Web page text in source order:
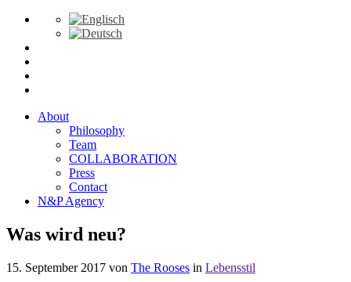
About
Philosophy
Team
COLLABORATION
Press
Contact
N&P Agency
Was wird neu?
15. September 2017 von The Rooses in Lebensstil